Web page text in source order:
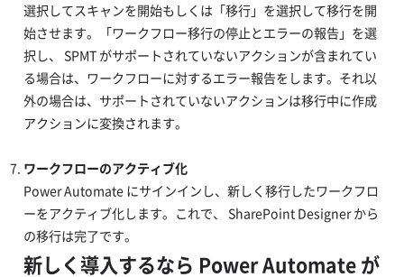
選択してスキャンを開始もしくは「移行」を選択して移行を開
始させます。「ワークフロー移行の停止とエラーの報告」を選
択し、 SPMT がサポートされていないアクションが含まれてい
る場合は、ワークフローに対するエラー報告をします。それ以
外の場合は、サポートされていないアクションは移行中に作成
アクションに変換されます。
ワークフローのアクティブ化
Power Automate にサインインし、新しく移行したワークフロ
ーをアクティブ化します。これで、 SharePoint Designer から
の移行は完了です。
新しく導入するなら Power Automate が